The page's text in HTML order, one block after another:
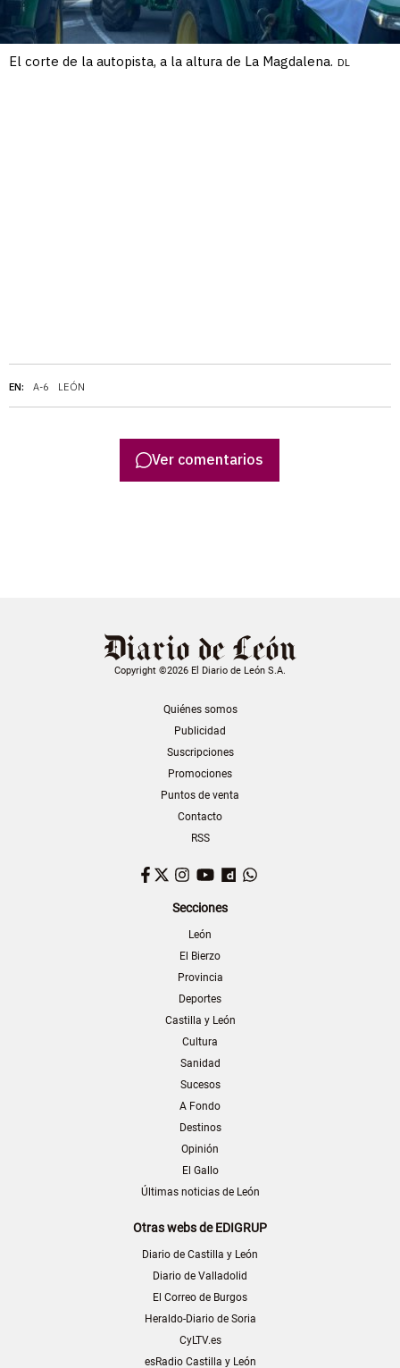
EN: A-6 LEÓN
El corte de la autopista, a la altura de La Magdalena. DL
Ver comentarios
Copyright ©2026 El Diario de León S.A.
Quiénes somos
Publicidad
Suscripciones
Promociones
Puntos de venta
Contacto
RSS
Facebook
TwitterInstagram
YouTubeDailymotion
Secciones
León
El Bierzo
Provincia
Deportes
Castilla y León
Cultura
Sanidad
Sucesos
A Fondo
Destinos
Opinión
El Gallo
Últimas noticias de León
Otras webs de EDIGRUP
Diario de Castilla y León
Diario de Valladolid
El Correo de Burgos
Heraldo-Diario de Soria
CyLTV.es
esRadio Castilla y León